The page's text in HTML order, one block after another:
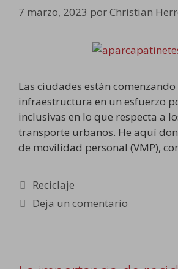
7 marzo, 2023 porChristian
Las ciudades están
infraestructura en un esfuerzo
inclusivas en lo que respecta a
transporte urbanos. He aquí
de movilidad personal (VMP),
Categorías
Reciclaje
Deja un comentario